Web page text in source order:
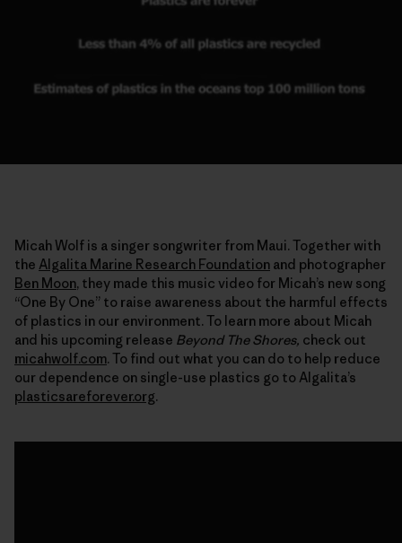
Micah Wolf is a singer songwriter from Maui. Together with
the Algalita Marine Research Foundation and photographer
Ben Moon, they made this music video for Micah’s new song
“One By One” to raise awareness about the harmful effects
of plastics in our environment. To learn more about Micah
and his upcoming release Beyond The Shores, check out
micahwolf.com. To find out what you can do to help reduce
our dependence on single-use plastics go to Algalita’s
plasticsareforever.org.